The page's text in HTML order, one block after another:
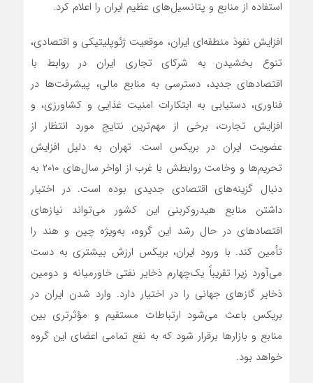
استفاده از منابع و پتانسیل‌های عظیم ایران را اعلام کرد.
افزایش نفوذ منطقه‌ای ایران، موقعیت ژئوپلیتیکی و اقتصادی،
تنوع بخشیدن به شرکای تجاری ایران در روابط با
اقتصادهای جدید، دسترسی به منابع مالی، پیشرفت‌ها در
فناوری، دستیابی به ابتکارات امنیت غذایی و کشاورزی، و
افزایش تجارت، برخی از مهم‌ترین نتایج مورد انتظار از
عضویت ایران در بریکس است. تهران به دلیل افزایش
تحریم‌ها و وخامت روابطش با غرب از اواخر سال‌های ۲۰۱۰ به
دنبال گزینه‌های اقتصادی جدیدی بوده است. در اختیار
داشتن منابع هیدروکربنی این کشور می‌تواند نیازهای
اقتصادهای در حال رشد این گروه، به‌ویژه چین و هند را
تأمین کند. با ورود ایران، بریکس ارزش بیشتری به دست
می‌آورد زیرا تقریباً یک‌چهارم ذخایر نفتی خاورمیانه و دومین
ذخایر گازهای جهانی را در اختیار دارد. وارد شدن ایران در
بریکس باعث می‌شود ارتباطات مستقیم و مؤثرتری بین
منابع و بازارها برقرار شود که به نفع تمامی اعضای این گروه
خواهد بود.